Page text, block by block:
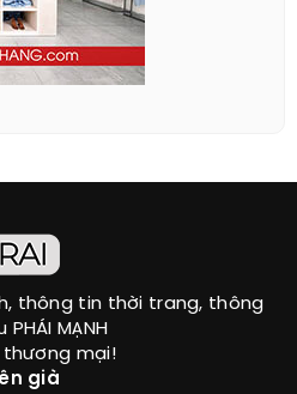
thông tin thời trang, thông
MẠNH
mại!
già